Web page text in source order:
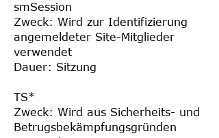
smSession
Zweck: Wird zur Identifizierung
angemeldeter Site-Mitglieder
verwendet
Dauer: Sitzung
TS*
Zweck: Wird aus Sicherheits- und
Betrugsbekämpfungsgründen